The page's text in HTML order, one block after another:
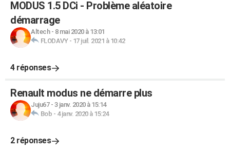
MODUS 1.5 DCi - Problème aléatoire
démarrage
Altech- 8 mai 2020 à 13:01
FLODAVY- 17 juil. 2021 à 10:42
4 réponses
Renault modus ne démarre plus
Juju67- 3 janv. 2020 à 15:14
Bob - 4 janv. 2020 à 15:24
2 réponses